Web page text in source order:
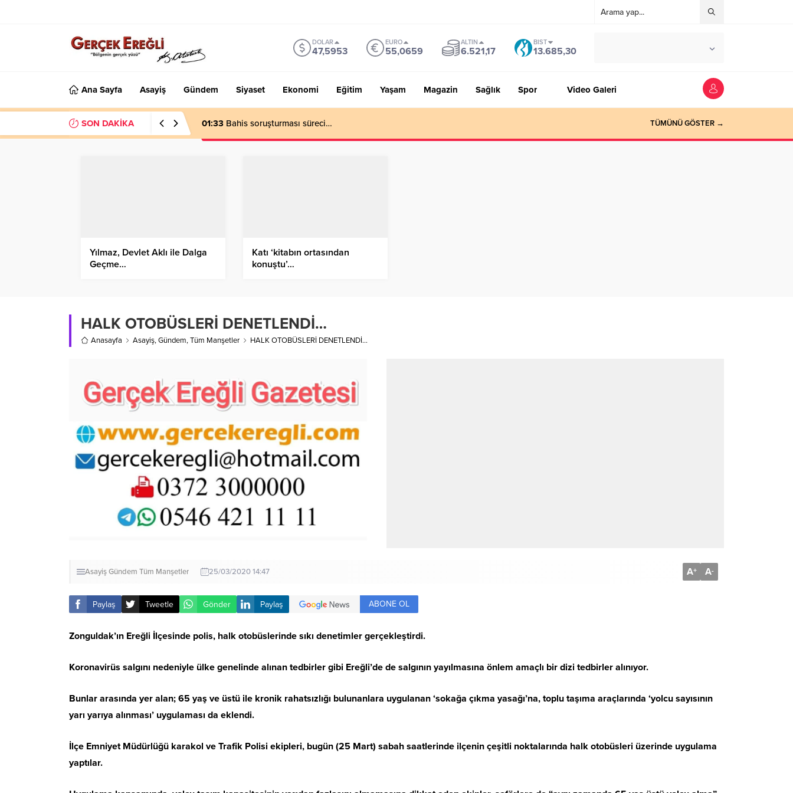
DOLAR
47,5953
EURO
55,0659
ALTIN
6.521,17
BIST
13.685,30
Ana Sayfa Asayiş Gündem Siyaset Ekonomi Eğitim Yaşam Magazin Sağlık Spor Video Galeri
SON DAKİKA 01:33 Bahis soruşturması süreci… TÜMÜNÜ GÖSTER →
Yılmaz, Devlet Aklı ile Dalga
Geçme…
Katı ‘kitabın ortasından
konuştu’…
HALK OTOBÜSLERİ DENETLENDİ…
Anasayfa Asayiş,Gündem,Tüm Manşetler HALK OTOBÜSLERİ DENETLENDİ…
AsayişGündem Tüm Manşetler 25/03/2020 14:47 A+ A-
Paylaş Tweetle Gönder Paylaş ABONE OL
Zonguldak’ın Ereğli İlçesinde polis, halk otobüslerinde sıkı denetimler gerçekleştirdi.
Koronavirüs salgını nedeniyle ülke genelinde alınan tedbirler gibi Ereğli’de de salgının yayılmasına önlem amaçlı bir dizi tedbirler alınıyor.
Bunlar arasında yer alan; 65 yaş ve üstü ile kronik rahatsızlığı bulunanlara uygulanan ‘sokağa çıkma yasağı’na, toplu taşıma araçlarında ‘yolcu sayısının
yarı yarıya alınması’ uygulaması da eklendi.
İlçe Emniyet Müdürlüğü karakol ve Trafik Polisi ekipleri, bugün (25 Mart) sabah saatlerinde ilçenin çeşitli noktalarında halk otobüsleri üzerinde uygulama
yaptılar.